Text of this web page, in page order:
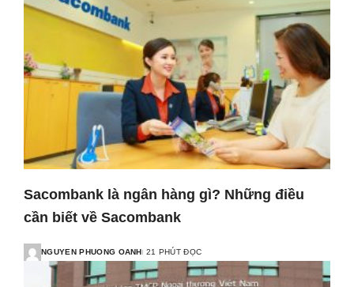
Sacombank là ngân hàng gì? Những điều
cần biết về Sacombank
NGUYEN PHUONG OANH 21 PHÚT ĐỌC